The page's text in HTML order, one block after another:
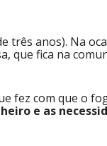
três anos). Na
que fica na
fez com que o
e as